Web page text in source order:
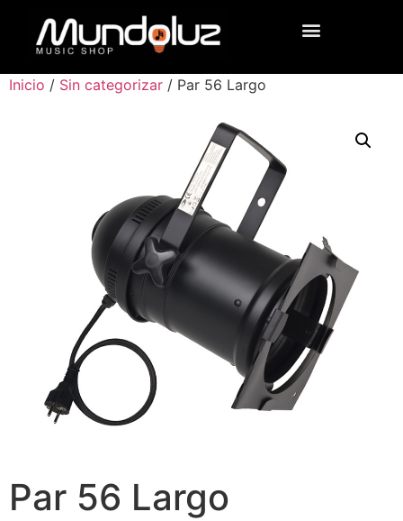
Inicio / Sin categorizar / Par 56 Largo
Par 56 Largo